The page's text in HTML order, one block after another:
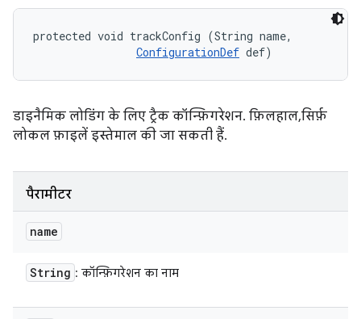
protected void trackConfig (String name,
ConfigurationDef def)
डाइनैमिक लोडिंग के लिए ट्रैक कॉन्फ़िगरेशन. फ़िलहाल, सिर्फ़
लोकल फ़ाइलें इस्तेमाल की जा सकती हैं.
पैरामीटर
name
String : कॉन्फ़िगरेशन का नाम